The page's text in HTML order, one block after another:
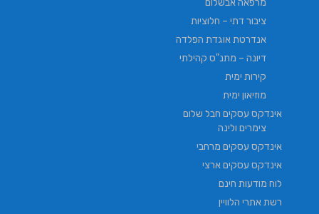
מרפאה אבשלום
ציבור דתי – חלוציות
אנדרטת אוגדת הפלדה
דיונה – מתנ"ס קהילתי
קירות ימית
מוזיאון ימית
אינדקס עסקים חבל שלום
צימרים ולינה
אינדקס עסקים מרחבי
אינדקס עסקים ארצי
לוח מודעות חינם
רשת אתרי הלוויין